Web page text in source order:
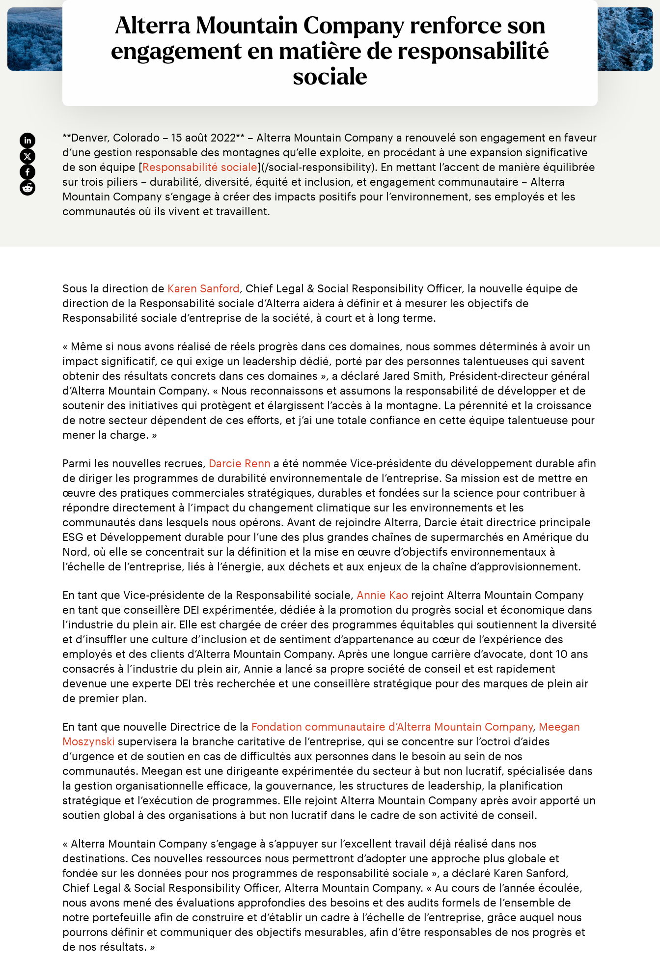
Alterra Mountain Company renforce son
engagement en matière de responsabilité
sociale
**Denver, Colorado – 15 août 2022** – Alterra Mountain Company a renouvelé son engagement en faveur
d’une gestion responsable des montagnes qu’elle exploite, en procédant à une expansion significative
de son équipe [Responsabilité sociale](/social-responsibility). En mettant l’accent de manière équilibrée
sur trois piliers – durabilité, diversité, équité et inclusion, et engagement communautaire – Alterra
Mountain Company s’engage à créer des impacts positifs pour l’environnement, ses employés et les
communautés où ils vivent et travaillent.
Sous la direction de Karen Sanford, Chief Legal & Social Responsibility Officer, la nouvelle équipe de
direction de la Responsabilité sociale d’Alterra aidera à définir et à mesurer les objectifs de
Responsabilité sociale d’entreprise de la société, à court et à long terme.
« Même si nous avons réalisé de réels progrès dans ces domaines, nous sommes déterminés à avoir un
impact significatif, ce qui exige un leadership dédié, porté par des personnes talentueuses qui savent
obtenir des résultats concrets dans ces domaines », a déclaré Jared Smith, Président-directeur général
d’Alterra Mountain Company. « Nous reconnaissons et assumons la responsabilité de développer et de
soutenir des initiatives qui protègent et élargissent l’accès à la montagne. La pérennité et la croissance
de notre secteur dépendent de ces efforts, et j’ai une totale confiance en cette équipe talentueuse pour
mener la charge. »
Parmi les nouvelles recrues, Darcie Renn a été nommée Vice-présidente du développement durable afin
de diriger les programmes de durabilité environnementale de l’entreprise. Sa mission est de mettre en
œuvre des pratiques commerciales stratégiques, durables et fondées sur la science pour contribuer à
répondre directement à l’impact du changement climatique sur les environnements et les
communautés dans lesquels nous opérons. Avant de rejoindre Alterra, Darcie était directrice principale
ESG et Développement durable pour l’une des plus grandes chaînes de supermarchés en Amérique du
Nord, où elle se concentrait sur la définition et la mise en œuvre d’objectifs environnementaux à
l’échelle de l’entreprise, liés à l’énergie, aux déchets et aux enjeux de la chaîne d’approvisionnement.
En tant que Vice-présidente de la Responsabilité sociale, Annie Kao rejoint Alterra Mountain Company
en tant que conseillère DEI expérimentée, dédiée à la promotion du progrès social et économique dans
l’industrie du plein air. Elle est chargée de créer des programmes équitables qui soutiennent la diversité
et d’insuffler une culture d’inclusion et de sentiment d’appartenance au cœur de l’expérience des
employés et des clients d’Alterra Mountain Company. Après une longue carrière d’avocate, dont 10 ans
consacrés à l’industrie du plein air, Annie a lancé sa propre société de conseil et est rapidement
devenue une experte DEI très recherchée et une conseillère stratégique pour des marques de plein air
de premier plan.
En tant que nouvelle Directrice de la Fondation communautaire d’Alterra Mountain Company, Meegan
Moszynski supervisera la branche caritative de l’entreprise, qui se concentre sur l’octroi d’aides
d’urgence et de soutien en cas de difficultés aux personnes dans le besoin au sein de nos
communautés. Meegan est une dirigeante expérimentée du secteur à but non lucratif, spécialisée dans
la gestion organisationnelle efficace, la gouvernance, les structures de leadership, la planification
stratégique et l’exécution de programmes. Elle rejoint Alterra Mountain Company après avoir apporté un
soutien global à des organisations à but non lucratif dans le cadre de son activité de conseil.
« Alterra Mountain Company s’engage à s’appuyer sur l’excellent travail déjà réalisé dans nos
destinations. Ces nouvelles ressources nous permettront d’adopter une approche plus globale et
fondée sur les données pour nos programmes de responsabilité sociale », a déclaré Karen Sanford,
Chief Legal & Social Responsibility Officer, Alterra Mountain Company. « Au cours de l’année écoulée,
nous avons mené des évaluations approfondies des besoins et des audits formels de l’ensemble de
notre portefeuille afin de construire et d’établir un cadre à l’échelle de l’entreprise, grâce auquel nous
pourrons définir et communiquer des objectifs mesurables, afin d’être responsables de nos progrès et
de nos résultats. »